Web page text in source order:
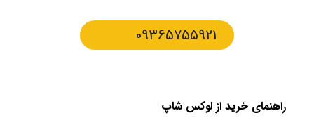
09365755921
راهنمای خرید از لوکس شاپ